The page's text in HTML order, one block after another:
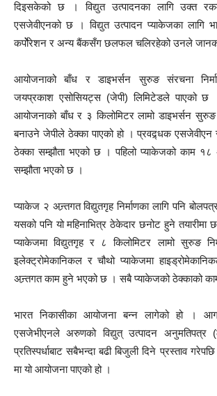
दिइसकेको छ । विद्युत उत्पादनका लागि उक्त
एसजेवीएनको छ । विद्युत उत्पादन प्याकेजका लागि
कर्पोेरेशन र अन्य बैंकसँग छलफल चलिरहेको उनले
आयोजनाको बाँध र डाइभर्सन सुरुङ संरचना
जयप्रकाश एसोसियट्स (जेपी) लिमिटेडले पाएको छ
आयोजनाको बाँध र ३ किलोमिटर लामो डाइभर्सन सुरुङ
बनाउने जेपीले ठेक्का पाएको हो । प्रवद्र्धक एसजेवीएन र
ठेक्का सम्झौता भएको छ । पहिलो प्याकेजको काम १८
सम्झौता भएको छ ।
प्याकेज २ अन्र्तगत विद्युतगृह निर्माणका लागि पनि
यसको पनि यो महिनाभित्र ठेकेदार छनोट हुने
प्याकेजमा विद्युतगृह र ८ किलोमिटर लामो सुरुङ
इलेक्ट्रोमेकानिकल र चौथो प्याकेजमा
अन्र्तगत काम हुने भएको छ । सबै प्याकेजको ठेक्काको
भारत निकासीका आयोजना बन्न लागेको हो ।
एसजेभीएनले अरुणको विद्युत् उत्पादन अनुमतिपत्र
प्रतिस्पर्धाबाट सबैभन्दा बढी बिजुली दिने प्रस्ताव
मा यो आयोजना पाएको हो ।